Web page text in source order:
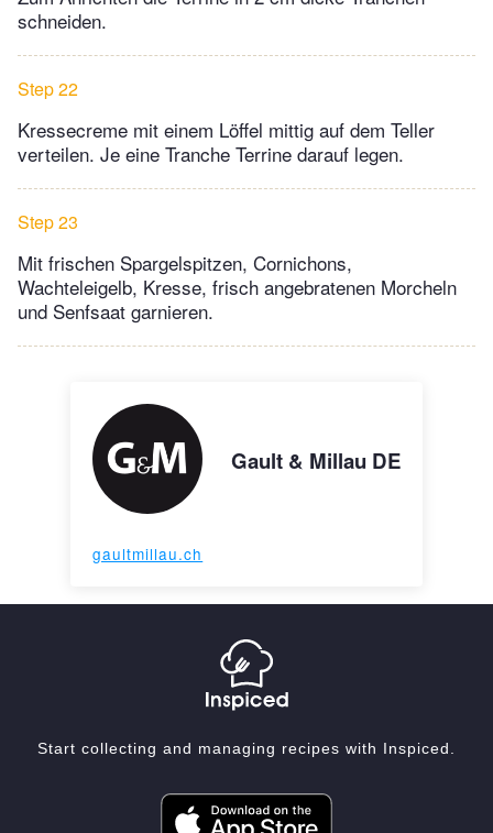
schneiden.
Step 22
Kressecreme mit einem Löffel mittig auf dem Teller
verteilen. Je eine Tranche Terrine darauf legen.
Step 23
Mit frischen Spargelspitzen, Cornichons,
Wachteleigelb, Kresse, frisch angebratenen Morcheln
und Senfsaat garnieren.
Gault & Millau DE
gaultmillau.ch
Start collecting and managing recipes with Inspiced.